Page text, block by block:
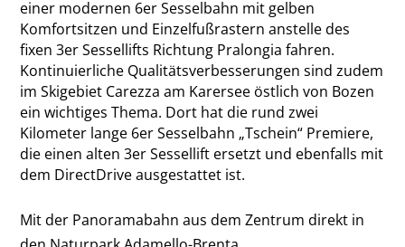
einer modernen 6er Sesselbahn mit gelben
Komfortsitzen und Einzelfußrastern anstelle des
fixen 3er Sessellifts Richtung Pralongia fahren.
Kontinuierliche Qualitätsverbesserungen sind zudem
im Skigebiet Carezza am Karersee östlich von Bozen
ein wichtiges Thema. Dort hat die rund zwei
Kilometer lange 6er Sesselbahn „Tschein“ Premiere,
die einen alten 3er Sessellift ersetzt und ebenfalls mit
dem DirectDrive ausgestattet ist.
Mit der Panoramabahn aus dem Zentrum direkt in